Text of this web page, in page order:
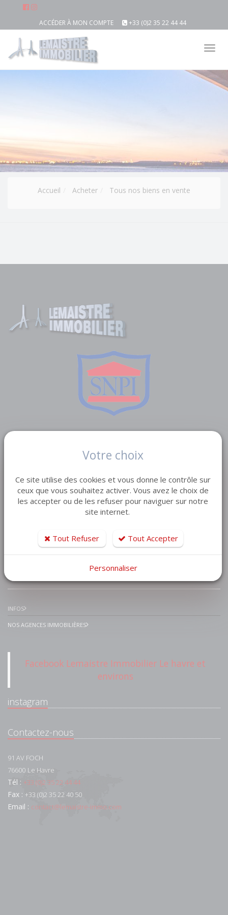
ACCÉDER À MON COMPTE +33 (0)2 35 22 44 44
Accueil Acheter Tous nos biens en vente
VENTE TERRAIN
VENTE IMMEUBLE
INFOS
NOS AGENCES IMMOBILIÈRES
Facebook Lemaistre Immobilier Le havre et
environs
instagram
Contactez-nous
91 AV FOCH
76600 Le Havre
Tél : +33 (0)2 35 22 44 44
Fax : +33 (0)2 35 22 40 50
Email : contact@lemaistre-immo.com
Votre choix
Ce site utilise des cookies et vous donne le contrôle sur
ceux que vous souhaitez activer. Vous avez le choix de
les accepter ou de les refuser pour naviguer sur notre
site internet.
Tout Refuser Tout Accepter
Personnaliser